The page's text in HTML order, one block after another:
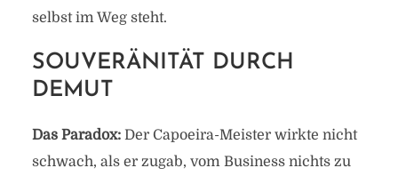
selbst im Weg steht.
SOUVERÄNITÄT DURCH
DEMUT
Das Paradox:Der Capoeira-Meister wirkte nicht
schwach, als er zugab, vom Business nichts zu